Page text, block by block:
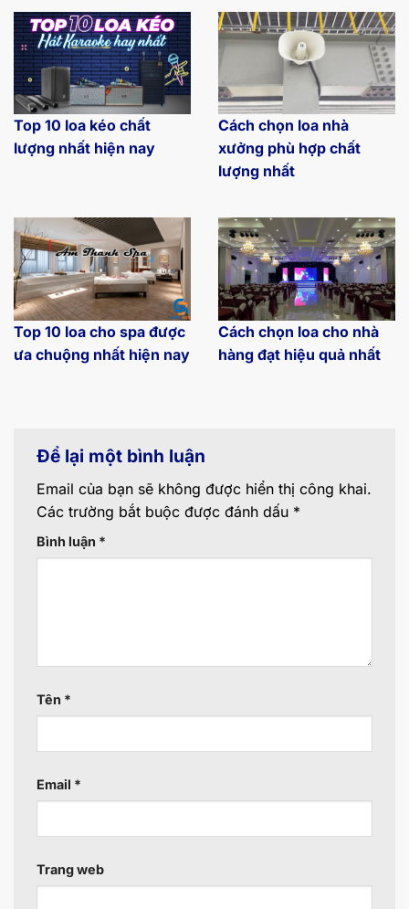
Top 10 loa kéo chất
lượng nhất hiện nay
Cách chọn loa nhà
xưởng phù hợp chất
lượng nhất
Top 10 loa cho spa được
ưa chuộng nhất hiện nay
Cách chọn loa cho nhà
hàng đạt hiệu quả nhất
Để lại một bình luận
Email của bạn sẽ không được hiển thị công khai.
Các trường bắt buộc được đánh dấu *
Bình luận *
Tên *
Email *
Trang web